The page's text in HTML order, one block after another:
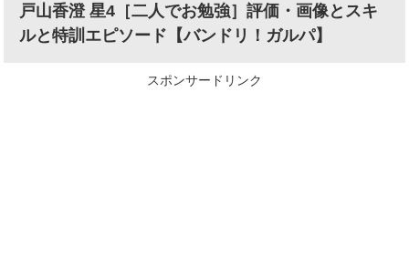
戸山香澄 星4［二人でお勉強］評価・画像とスキ
ルと特訓エピソード【バンドリ！ガルパ】
スポンサードリンク